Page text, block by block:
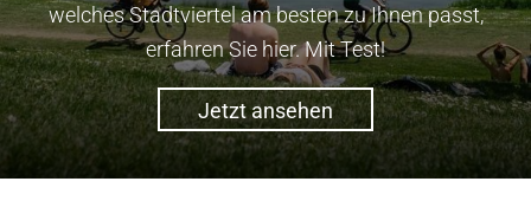
welches Stadtviertel am besten zu Ihnen passt,
erfahren Sie hier. Mit Test!
Jetzt ansehen